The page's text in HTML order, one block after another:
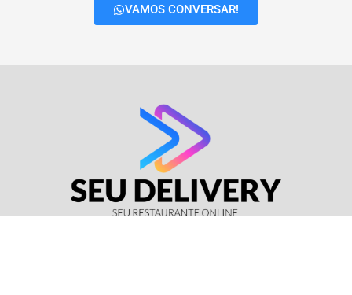
VAMOS CONVERSAR!